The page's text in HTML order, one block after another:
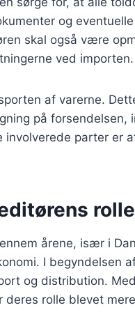
og
skal også være
ved importen.
af varerne.
på forsendelsen,
parter er
årene, især i
I begyndelsen
og distribution.
rolle blevet